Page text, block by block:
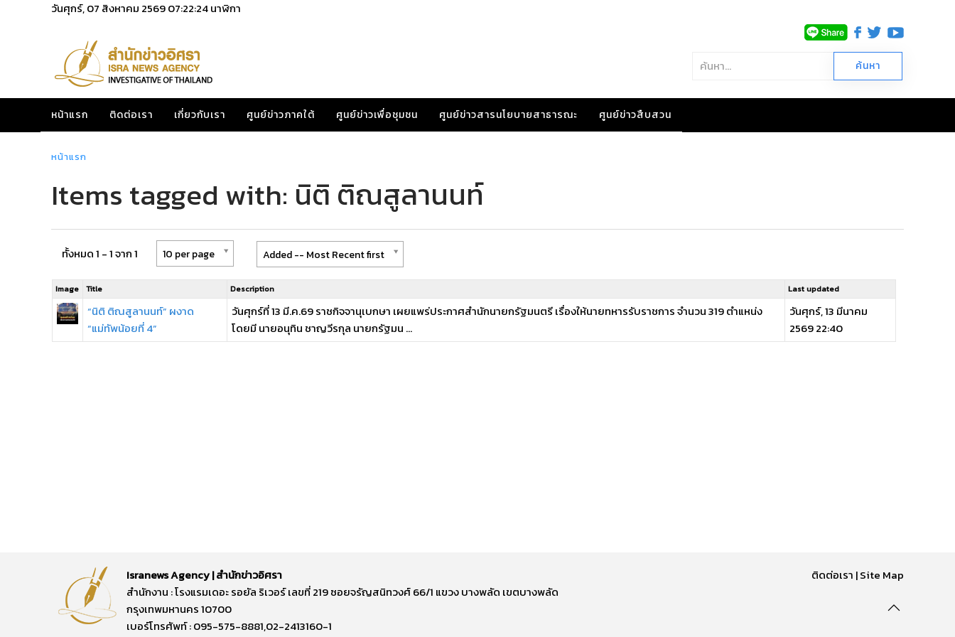
วันศุกร์, 07 สิงหาคม 256907:22:24นาฬิกา
หน้าแรก ติดต่อเรา เกี่ยวกับเรา ศูนย์ข่าวภาคใต้ ศูนย์ข่าวเพื่อชุมชน ศูนย์ข่าวสารนโยบายสาธารณะ ศูนย์ข่าวสืบสวน
หน้าแรก
Items tagged with: นิติ ติณสูลานนท์
ทั้งหมด 1 - 1 จาก 1 10 per page Added -- Most Recent first
Image Title Description Last updated
“นิติ ติณสูลานนท์” ผงาด
“แม่ทัพน้อยที่ 4”
วันศุกร์ที่ 13 มี.ค.69 ราชกิจจานุเบกษา เผยแพร่ประกาศสำนักนายกรัฐมนตรี เรื่องให้นายทหารรับราชการ จำนวน 319 ตำแหน่ง
โดยมี นายอนุทิน ชาญวีรกุล นายกรัฐมน ...
วันศุกร์, 13 มีนาคม
2569 22:40
Isranews Agency | สำนักข่าวอิศรา
สำนักงาน : โรงแรมเดอะ รอยัล ริเวอร์ เลขที่ 219 ซอยจรัญสนิทวงศ์ 66/1 แขวง บางพลัด เขตบางพลัด
กรุงเทพมหานคร 10700
เบอร์โทรศัพท์ : 095-575-8881,02-2413160-1
ติดต่อเรา |Site Map